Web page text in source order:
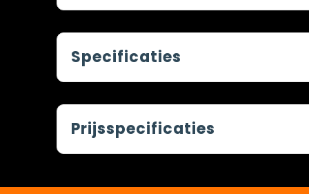
Specificaties
Prijsspecificaties